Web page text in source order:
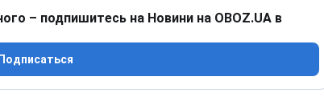
– подпишитесь на Новини на OBOZ.UA в
Подписаться